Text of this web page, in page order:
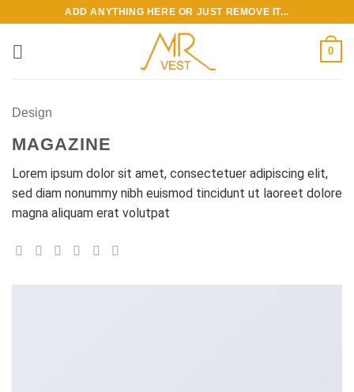
nội
ADD ANYTHING HERE OR JUST REMOVE IT...
0
Design
MAGAZINE
Lorem ipsum dolor sit amet, consectetuer adipiscing elit,
sed diam nonummy nibh euismod tincidunt ut laoreet dolore
magna aliquam erat volutpat